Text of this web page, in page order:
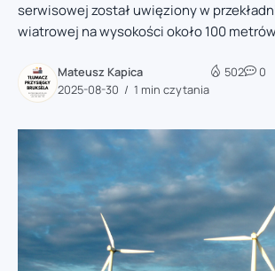
serwisowej został uwięziony w
wiatrowej na wysokości około 100
Mateusz Kapica
2025-08-30
1 min czytania
502 0